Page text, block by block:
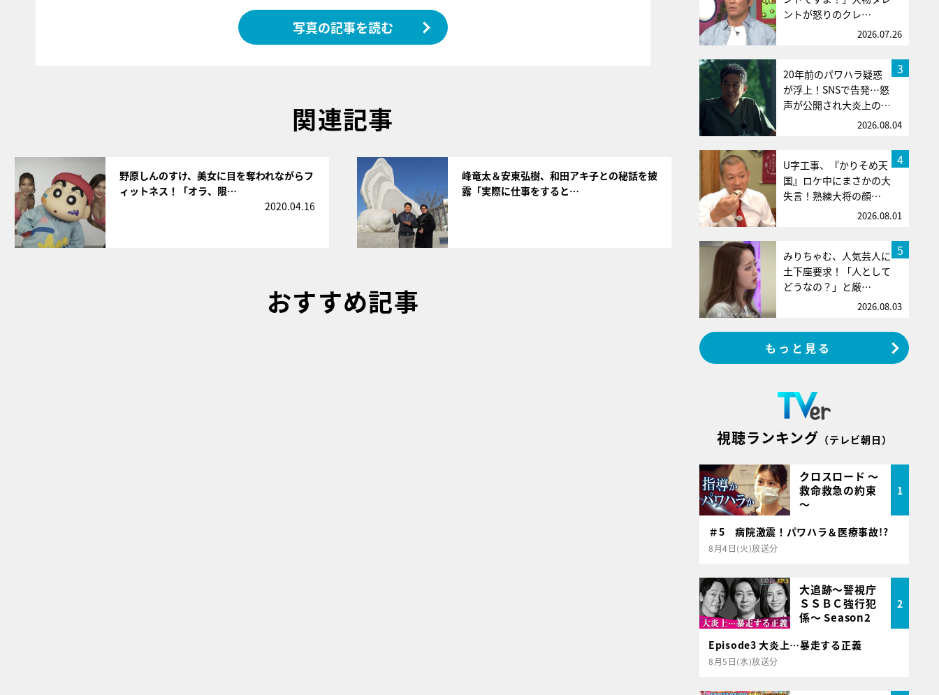
写真の記事を読む
関連記事
野原しんのすけ、美女に目を奪われながらフ
ィットネス！「オラ、限…
2020.04.16
峰竜太＆安東弘樹、和田アキ子との秘話を披
露「実際に仕事をすると…
おすすめ記事
ントが怒りのクレ…
2026.07.26
3
20年前のパワハラ疑惑
が浮上！SNSで告発…怒
声が公開され大炎上の…
2026.08.04
4
U字工事、『かりそめ天
国』ロケ中にまさかの大
失言！熟練大将の顔…
2026.08.01
5
みりちゃむ、人気芸人に
土下座要求！「人として
どうなの？」と厳…
2026.08.03
もっと見る
視聴ランキング （テレビ朝日）
クロスロード ～
救命救急の約束
～
1
＃5 病院激震！パワハラ＆医療事故!?
8月4日(火)放送分
大追跡～警視庁
ＳＳＢＣ強行犯
係～ Season2
2
Episode3 大炎上…暴走する正義
8月5日(水)放送分